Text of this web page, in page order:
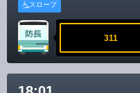
スロープ
311